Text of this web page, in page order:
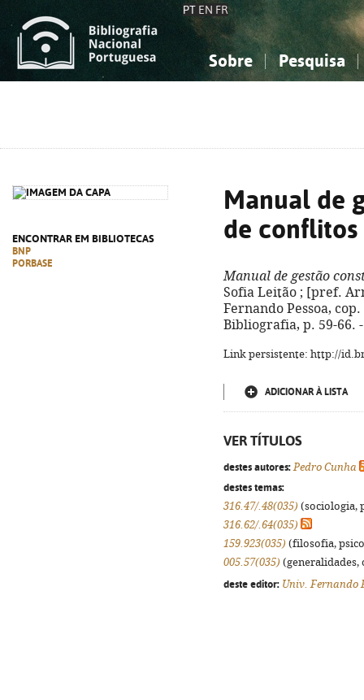
PT EN FR
Sobre Pesquisa
ENCONTRAR EM BIBLIOTECAS
BNP
PORBASE
Manual de
de conflitos
Manual de gestão
Sofia Leitão ; [pref.
Fernando Pessoa,
Bibliografia, p. 59-66. -
Link persistente: http://
ADICIONAR À LISTA
VER TÍTULOS
destes autores: Pedro Cunha
destes temas:
316.47/.48(035) (sociologia,
316.62/.64(035)
159.923(035) (filosofia,
005.57(035) (generalidades,
deste editor: Univ. Fernando